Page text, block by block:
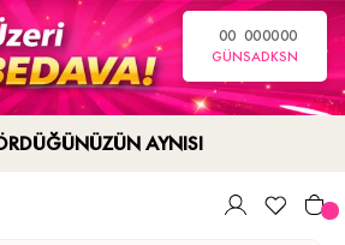
00
GÜN
00
SA
00
DK
00
SN
AYNISI